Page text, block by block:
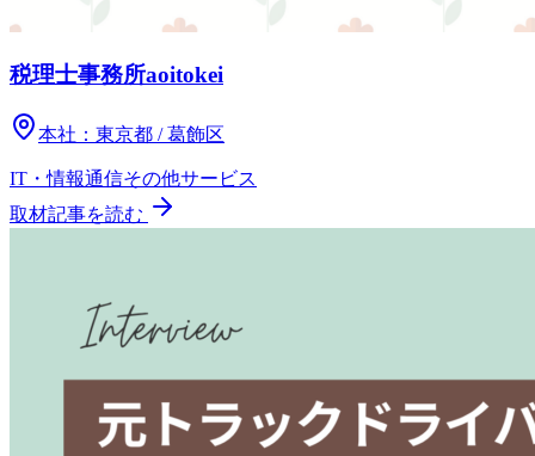
税理士事務所aoitokei
本社： 東京都 / 葛飾区
IT・情報通信その他サービス
取材記事を読む